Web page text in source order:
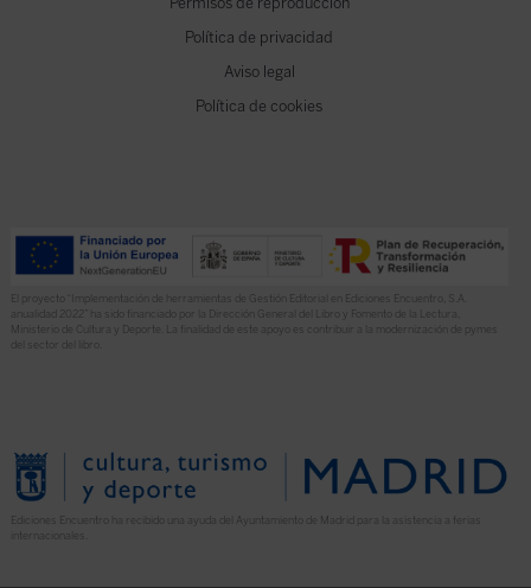
Política de privacidad
Aviso legal
Política de cookies
El proyecto “Implementación de herramientas de Gestión Editorial en Ediciones Encuentro, S.A.
anualidad 2022” ha sido financiado por la Dirección General del Libro y Fomento de la Lectura,
Ministerio de Cultura y Deporte. La finalidad de este apoyo es contribuir a la modernización de pymes
del sector del libro.
Ediciones Encuentro ha recibido una ayuda del Ayuntamiento de Madrid para la asistencia a ferias